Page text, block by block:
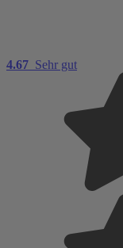
4.67 Sehr gut